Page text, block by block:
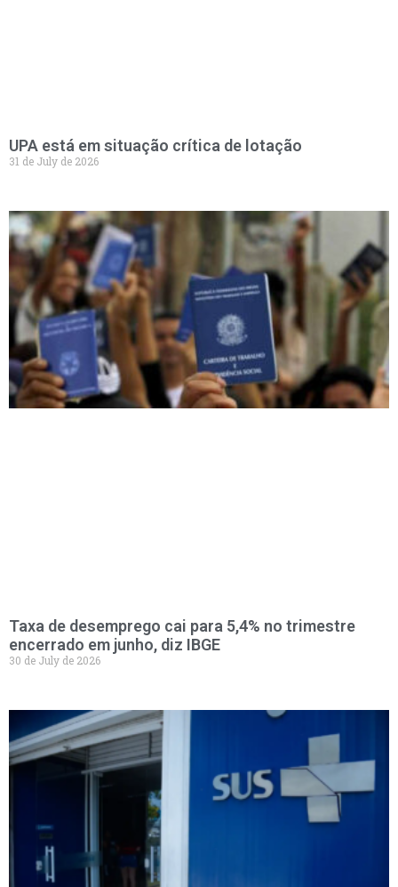
UPA está em situação crítica de lotação
31 de July de 2026
Taxa de desemprego cai para 5,4% no trimestre
encerrado em junho, diz IBGE
30 de July de 2026